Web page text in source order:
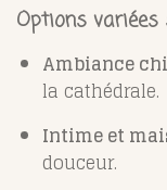
Options variées
Ambiance
la cathédrale.
Intime et
douceur.